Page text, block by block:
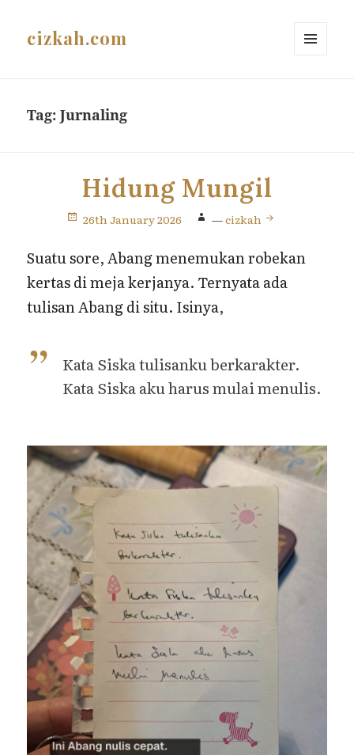
cizkah.com
Tag:Jurnaling
Hidung Mungil
26th January 2026 —cizkah
Suatu sore, Abang menemukan robekan
kertas di meja kerjanya. Ternyata ada
tulisan Abang di situ. Isinya,
Kata Siska tulisanku berkarakter.
Kata Siska aku harus mulai menulis.